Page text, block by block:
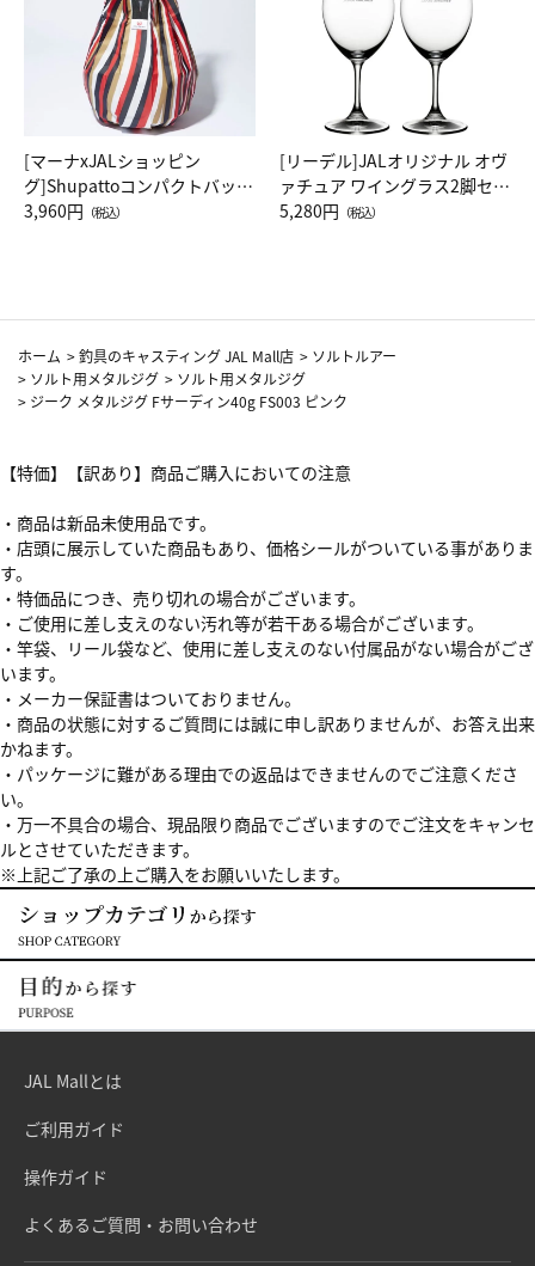
[マーナxJALショッピン
グ]Shupattoコンパクトバッグ
Drop JAL客室乗務員（LC）ス
3,960円 （税込）
[リーデル]JALオリジナル オヴ
ァチュア ワイングラス2脚セッ
ト（レッドワイン）
5,280円 （税込）
ホーム >釣具のキャスティング JAL Mall店 > ソルトルアー
> ソルト用メタルジグ > ソルト用メタルジグ
> ジーク メタルジグ Fサーディン40g FS003 ピンク
【特価】【訳あり】商品ご購入においての注意
・商品は新品未使用品です。
・店頭に展示していた商品もあり、価格シールがついている事がありま
す。
・特価品につき、売り切れの場合がございます。
・ご使用に差し支えのない汚れ等が若干ある場合がございます。
・竿袋、リール袋など、使用に差し支えのない付属品がない場合がござ
います。
・メーカー保証書はついておりません。
・商品の状態に対するご質問には誠に申し訳ありませんが、お答え出来
かねます。
・パッケージに難がある理由での返品はできませんのでご注意くださ
い。
・万一不具合の場合、現品限り商品でございますのでご注文をキャンセ
ルとさせていただきます。
※上記ご了承の上ご購入をお願いいたします。
JAL Mallとは
ご利用ガイド
操作ガイド
よくあるご質問・お問い合わせ